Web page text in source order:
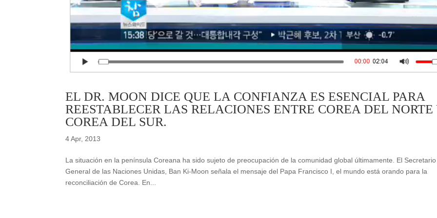
EL DR. MOON DICE QUE LA CONFIANZA ES ESENCIAL PARA
REESTABLECER LAS RELACIONES ENTRE COREA DEL NORTE
COREA DEL SUR.
4 Apr, 2013
La situación en la península Coreana ha sido sujeto de preocupación de la comunidad global últimamente. El Secretario
General de las Naciones Unidas, Ban Ki-Moon señala el mensaje del Papa Francisco I, el mundo está orando para la
reconciliación de Corea. En...